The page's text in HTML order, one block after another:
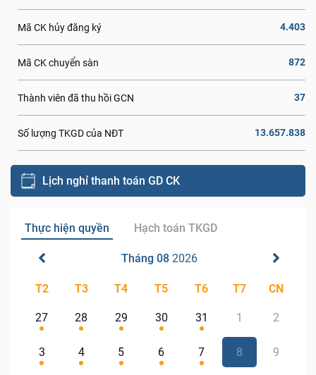
Mã CK hủy đăng ký 4.403
Mã CK chuyển sàn 872
Thành viên đã thu hồi GCN 37
Số lượng TKGD của NĐT 13.657.838
Lịch nghỉ thanh toán GD CK
Thực hiện quyền Hạch toán TKGD
Tháng 08 2026
T2 T3 T4 T5 T6 T7 CN
27 28 29 30 31 1 2
3 4 5 6 7 8 9